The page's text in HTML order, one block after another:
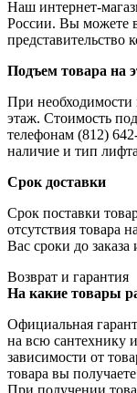
Наш интернет-
России. Вы можете
представительство
Подъем товара на
При необходимости
этаж. Стоимость
телефонам (812)
наличие и тип
Срок доставки
Срок поставки
отсутствия товара
Вас сроки до
Возврат и гарантия
На какие товары
Официальная
на всю сантехнику
зависимости от
товара вы
При получении